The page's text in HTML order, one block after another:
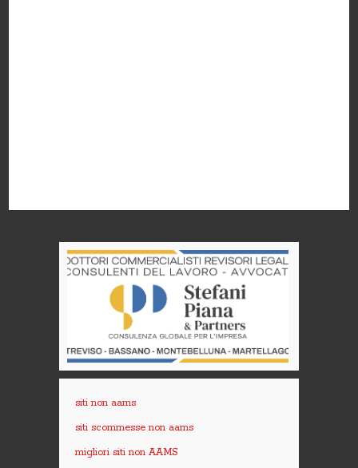
siti non aams
siti scommesse non aams
migliori siti non AAMS